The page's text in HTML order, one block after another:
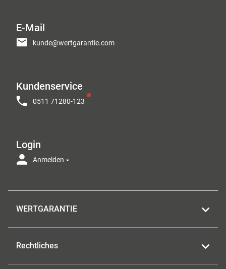
E-Mail
kunde@wertgarantie.com
Kundenservice
0511 71280-123
Login
Anmelden
WERTGARANTIE
Rechtliches